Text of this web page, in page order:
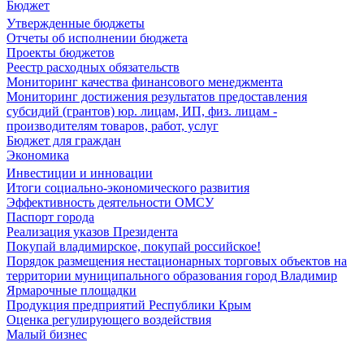
Бюджет
Утвержденные бюджеты
Отчеты об исполнении бюджета
Проекты бюджетов
Реестр расходных обязательств
Мониторинг качества финансового менеджмента
Мониторинг достижения результатов предоставления
субсидий (грантов) юр. лицам, ИП, физ. лицам -
производителям товаров, работ, услуг
Бюджет для граждан
Экономика
Инвестиции и инновации
Итоги социально-экономического развития
Эффективность деятельности ОМСУ
Паспорт города
Реализация указов Президента
Покупай владимирское, покупай российское!
Порядок размещения нестационарных торговых объектов на
территории муниципального образования город Владимир
Ярмарочные площадки
Продукция предприятий Республики Крым
Оценка регулирующего воздействия
Малый бизнес